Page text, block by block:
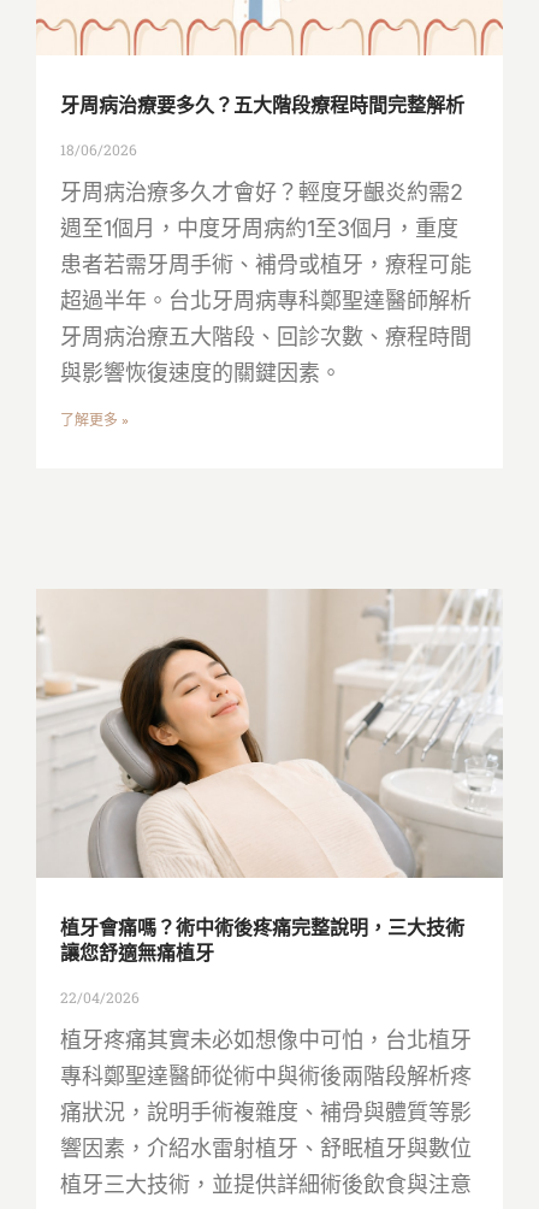
牙周病治療要多久？五大階段療程時間完整解析
18/06/2026
牙周病治療多久才會好？輕度牙齦炎約需2
週至1個月，中度牙周病約1至3個月，重度
患者若需牙周手術、補骨或植牙，療程可能
超過半年。台北牙周病專科鄭聖達醫師解析
牙周病治療五大階段、回診次數、療程時間
與影響恢復速度的關鍵因素。
了解更多 »
植牙會痛嗎？術中術後疼痛完整說明，三大技術
讓您舒適無痛植牙
22/04/2026
植牙疼痛其實未必如想像中可怕，台北植牙
專科鄭聖達醫師從術中與術後兩階段解析疼
痛狀況，說明手術複雜度、補骨與體質等影
響因素，介紹水雷射植牙、舒眠植牙與數位
植牙三大技術，並提供詳細術後飲食與注意